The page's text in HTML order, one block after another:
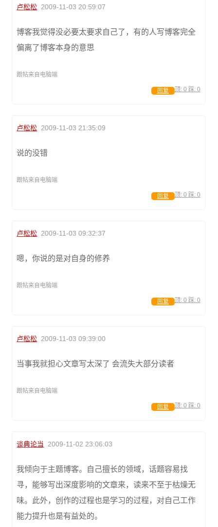
卢松松 2009-11-03 20:59:07
博客我觉得没必要太要求自己了，有的人写博客完全
偏离了博客本身的意思
跟帖来自电脑端
顶: 0 踩: 0
回复
卢松松 2009-11-03 21:35:09
说的没错
跟帖来自电脑端
顶: 0 踩: 0
回复
卢松松 2009-11-03 09:32:37
嗯，你说的是对自身的修养
跟帖来自电脑端
顶: 0 踩: 0
回复
卢松松 2009-11-03 09:39:00
当事我就担心文章写太深了 会流失大部分读者
跟帖来自电脑端
顶: 0 踩: 0
回复
谈典论当 2009-11-02 23:06:03
我倾向于主题博客。自己擅长的领域，话题容易找
寻，能够写出深度影响的文章来，读来不至于枯燥无
味。此外，创作的过程也是学习的过程，对自己工作
能力提升也是有益处的。